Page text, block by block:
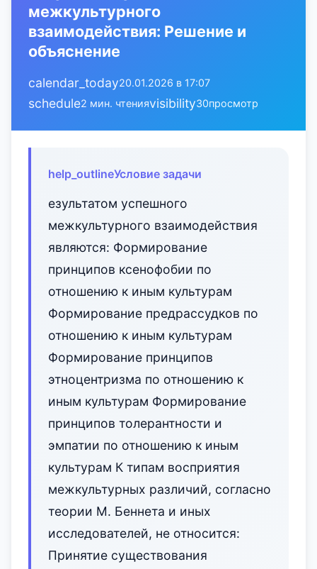
межкультурного
взаимодействия: Решение и
объяснение
calendar_today20.01.2026 в 17:07
schedule2 мин. чтенияvisibility30просмотр
help_outlineУсловие задачи
езультатом успешного
межкультурного взаимодействия
являются: Формирование
принципов ксенофобии по
отношению к иным культурам
Формирование предрассудков по
отношению к иным культурам
Формирование принципов
этноцентризма по отношению к
иным культурам Формирование
принципов толерантности и
эмпатии по отношению к иным
культурам К типам восприятия
межкультурных различий, согласно
теории М. Беннета и иных
исследователей, не относится:
Принятие существования